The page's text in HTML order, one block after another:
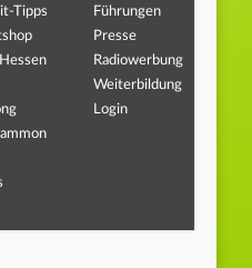
Tipps
Führungen
Presse
Radiowerbung
Weiterbildung
Login